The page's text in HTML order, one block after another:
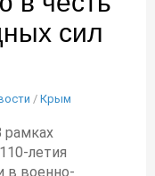
сил
/ Крым
рамках
летия
в военно-